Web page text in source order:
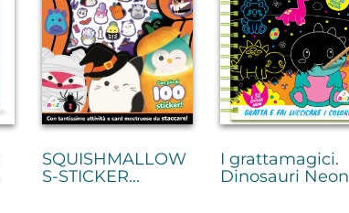
SQUISHMALLOW
S-STICKER...
I grattamagici.
Dinosauri Neon